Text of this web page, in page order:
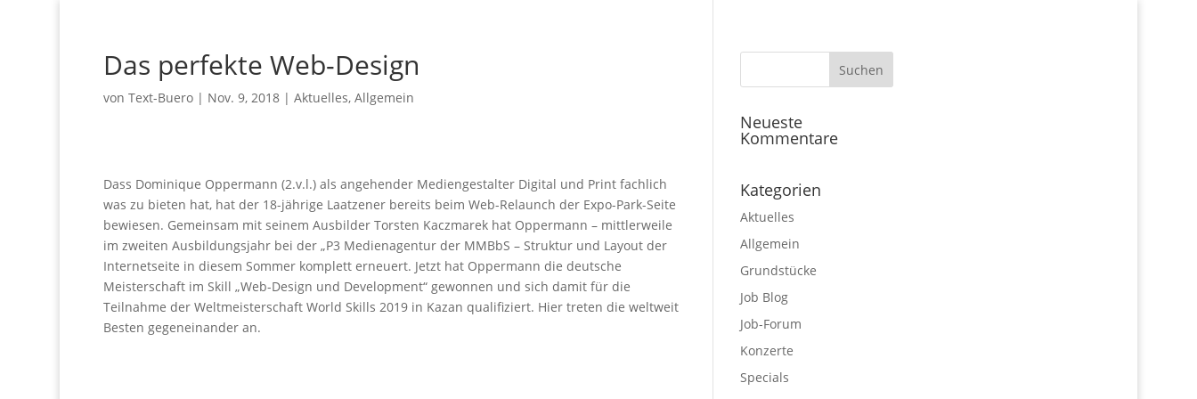
Das perfekte Web-Design
vonText-Buero | Nov. 9, 2018 |Aktuelles,Allgemein
Dass Dominique Oppermann (2.v.l.) als angehender Mediengestalter Digital und Print fachlich
was zu bieten hat, hat der 18-jährige Laatzener bereits beim Web-Relaunch der Expo-Park-Seite
bewiesen. Gemeinsam mit seinem Ausbilder Torsten Kaczmarek hat Oppermann – mittlerweile
im zweiten Ausbildungsjahr bei der „P3 Medienagentur der MMBbS – Struktur und Layout der
Internetseite in diesem Sommer komplett erneuert. Jetzt hat Oppermann die deutsche
Meisterschaft im Skill „Web-Design und Development“ gewonnen und sich damit für die
Teilnahme der Weltmeisterschaft World Skills 2019 in Kazan qualifiziert. Hier treten die weltweit
Besten gegeneinander an.
Neueste
Kommentare
Kategorien
Aktuelles
Allgemein
Grundstücke
Job Blog
Job-Forum
Konzerte
Specials